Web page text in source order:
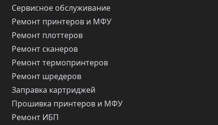
Сервисное обслуживание
Ремонт принтеров и МФУ
Ремонт плоттеров
Ремонт сканеров
Ремонт термопринтеров
Ремонт шредеров
Заправка картриджей
Прошивка принтеров и МФУ
Ремонт ИБП